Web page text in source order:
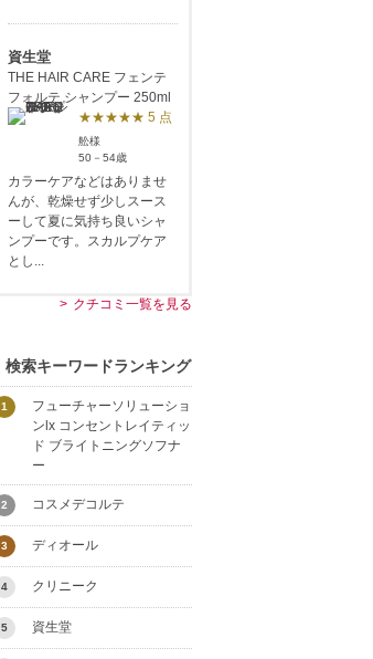
資生堂
THE HAIR CARE フェンテ
フォルテ シャンプー 250ml
★★★★★ 5 点
舩様
50－54歳
カラーケアなどはありませ
んが、乾燥せず少しスース
ーして夏に気持ち良いシャ
ンプーです。スカルプケア
とし...
クチコミ一覧を見る
検索キーワードランキング
1
フューチャーソリューショ
ンlx コンセントレイティッ
ド ブライトニングソフナ
ー
2 コスメデコルテ
3 ディオール
4 クリニーク
5 資生堂